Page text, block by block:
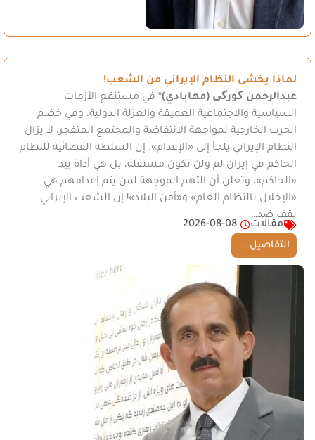
لماذا يخشى النظام الإيراني من الشعب!
عبدالرحمن کورکی (مهابادي)* في مستنقع الأزمات
السياسية والاجتماعية العميقة والعزلة الدولية، وفي خضم
الحرب الخارجية لمواجهة الانتفاضة والمجتمع المتفجر، لا يزال
النظام الإيراني يلجأ إلى «الإعدام». إن السلطة القضائية للنظام
الحاكم في إيران لم ولن تكون مستقلة، بل هي أداة بيد
«الحاكم»، وتعلن أن التهم الموجهة لمن يتم إعدامهم هي
«الإخلال بالنظام العام» و«أمن البلاد»! إن الشعب الإيراني
يقف ضد…
مقالات
2026-08-08
التفاصيل ...